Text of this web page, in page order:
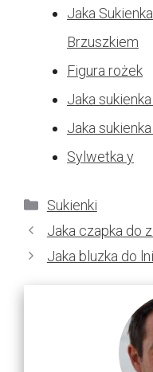
Jaka
Brzuszkiem
Figura rożek
Jaka
Jaka
Sylwetka y
Kategorie
Sukienki
Jaka czapka do
Jaka bluzka do